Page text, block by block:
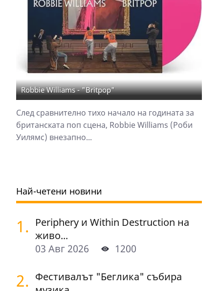
Robbie Williams - "Britpop"
След сравнително тихо начало на годината за
британската поп сцена, Robbie Williams (Роби
Уилямс) внезапно...
Най-четени новини
1. Periphery и Within Destruction на
живо...
03 Авг 2026
1200
2. Фестивалът "Беглика" събира